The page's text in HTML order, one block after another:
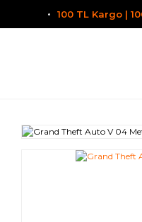
100 TL Kargo |